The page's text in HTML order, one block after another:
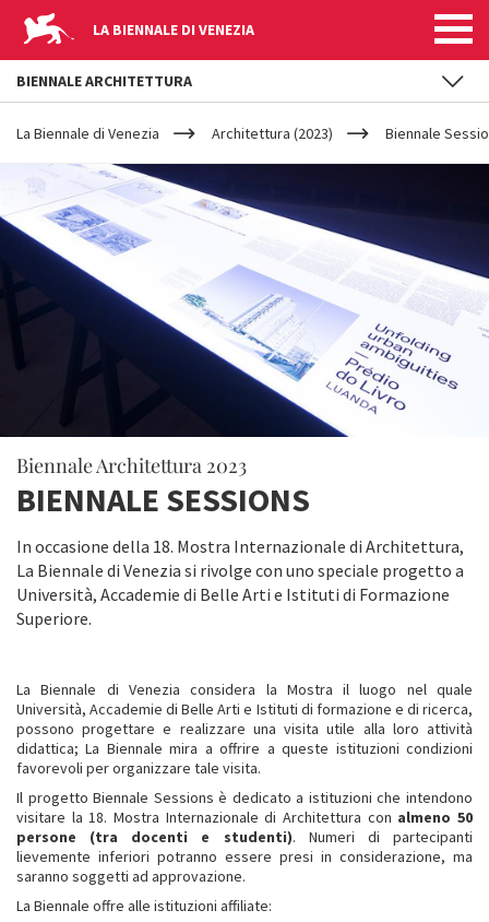
LA BIENNALE DI VENEZIA
YOUR
ARE
HERE
La Biennale di Venezia Architettura (2023) Biennale
Biennale Architettura 2023
BIENNALE SESSIONS
In occasione della 18. Mostra Internazionale di Architettura,
La Biennale di Venezia si rivolge con uno speciale progetto a
Università, Accademie di Belle Arti e Istituti di Formazione
Superiore.
La Biennale di Venezia considera la Mostra il luogo nel quale
Università, Accademie di Belle Arti e Istituti di formazione e di ricerca,
possono progettare e realizzare una visita utile alla loro attività
didattica; La Biennale mira a offrire a queste istituzioni condizioni
favorevoli per organizzare tale visita.
Il progetto Biennale Sessions è dedicato a istituzioni che intendono
visitare la 18. Mostra Internazionale di Architettura con almeno 50
persone (tra docenti e studenti). Numeri di partecipanti
lievemente inferiori potranno essere presi in considerazione, ma
saranno soggetti ad approvazione.
La Biennale offre alle istituzioni affiliate:
BIENNALE ARCHITETTURA